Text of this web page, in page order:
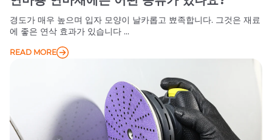
경도가 매우 높으며 입자 모양이 날카롭고 뾰족합니다. 그것은 재료
에 좋은 연삭 효과가 있습니다 ...
READ MORE